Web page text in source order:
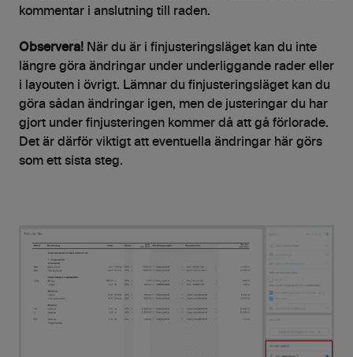
kommentar i anslutning till raden.
Observera! När du är i finjusteringsläget kan du inte
längre göra ändringar under underliggande rader eller
i layouten i övrigt. Lämnar du finjusteringsläget kan du
göra sådan ändringar igen, men de justeringar du har
gjort under finjusteringen kommer då att gå förlorade.
Det är därför viktigt att eventuella ändringar här görs
som ett sista steg.